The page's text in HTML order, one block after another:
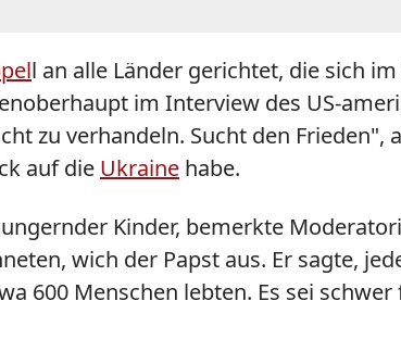
l an alle Länder gerichtet, die sich
im Interview des US-
zu verhandeln. Sucht den
auf die Ukraine habe.
Kinder, bemerkte
wich der Papst aus. Er sagte,
600 Menschen lebten. Es sei